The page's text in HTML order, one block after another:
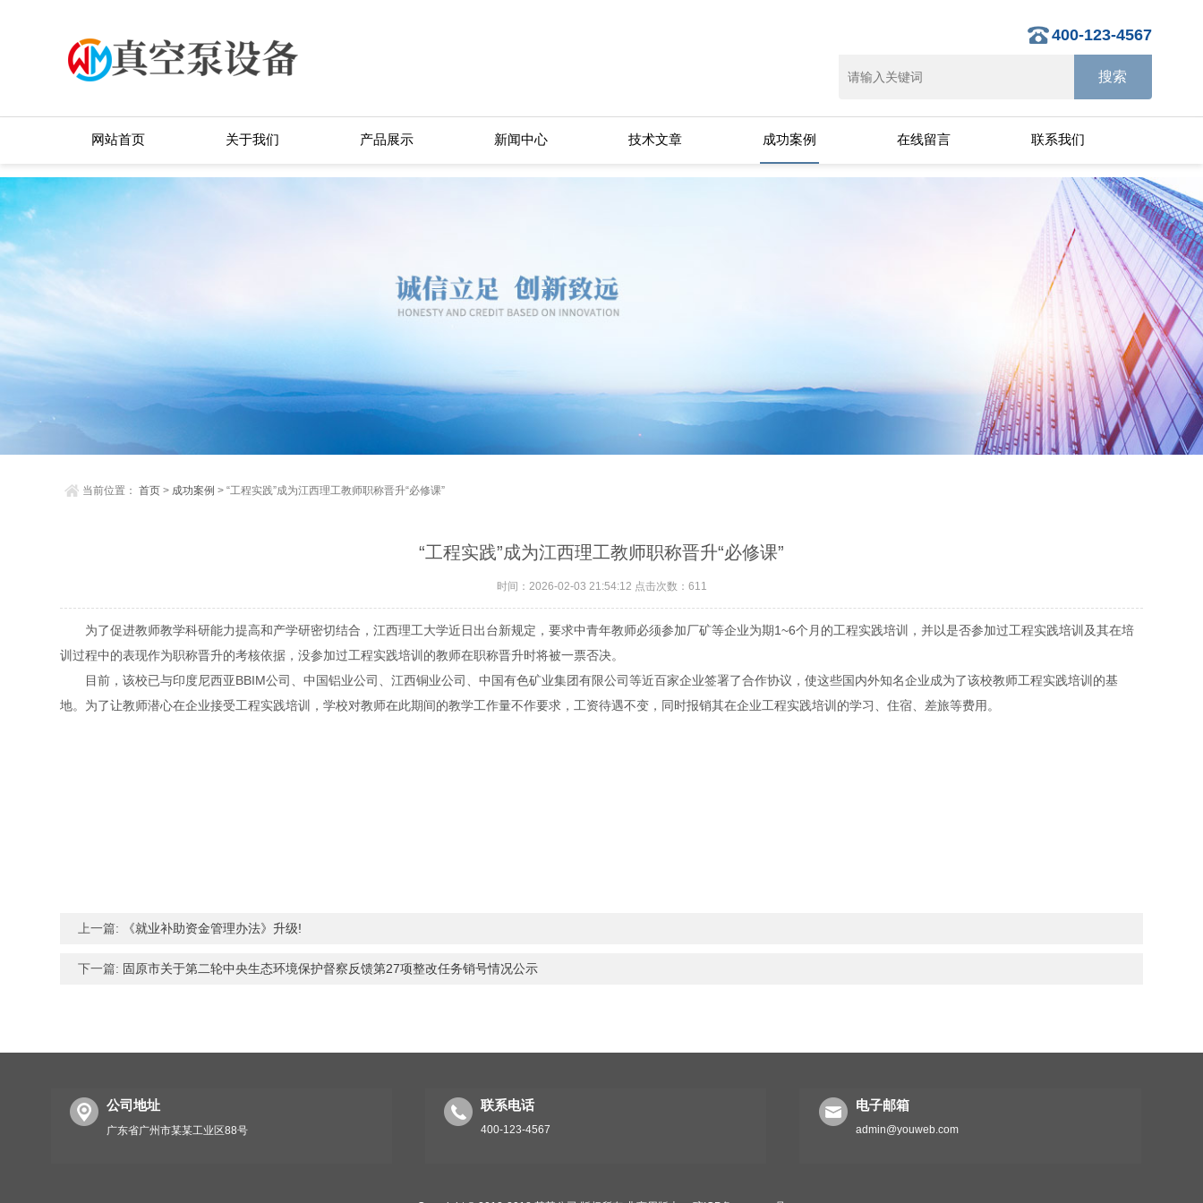
400-123-4567
网站首页 关于我们 产品展示 新闻中心 技术文章 成功案例 在线留言 联系我们
当前位置：首页 > 成功案例 > “工程实践”成为江西理工教师职称晋升“必修课”
“工程实践”成为江西理工教师职称晋升“必修课”
时间：2026-02-03 21:54:12 点击次数： 611
为了促进教师教学科研能力提高和产学研密切结合，江西理工大学近日出台新规定，要求中青年教师必须参加厂矿等企业为期1~6个月的工程实践培训，并以是否参加过工程实践培训及其在培
训过程中的表现作为职称晋升的考核依据，没参加过工程实践培训的教师在职称晋升时将被一票否决。
目前，该校已与印度尼西亚BBIM公司、中国铝业公司、江西铜业公司、中国有色矿业集团有限公司等近百家企业签署了合作协议，使这些国内外知名企业成为了该校教师工程实践培训的基
地。为了让教师潜心在企业接受工程实践培训，学校对教师在此期间的教学工作量不作要求，工资待遇不变，同时报销其在企业工程实践培训的学习、住宿、差旅等费用。
上一篇: 《就业补助资金管理办法》升级!
下一篇: 固原市关于第二轮中央生态环境保护督察反馈第27项整改任务销号情况公示
公司地址
广东省广州市某某工业区88号
联系电话
400-123-4567
电子邮箱
admin@youweb.com